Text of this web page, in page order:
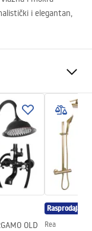
i elegantan,
OLD
Rasprodaja
Rea